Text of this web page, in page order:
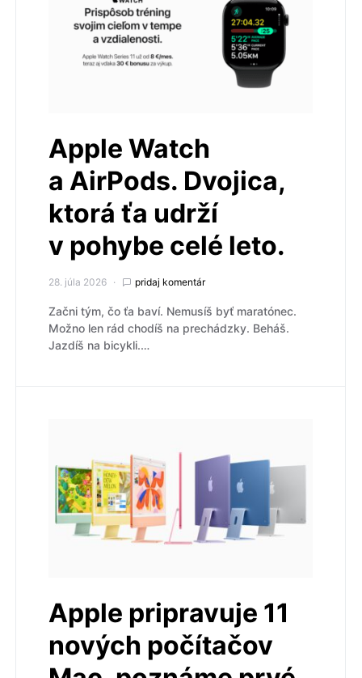
Apple Watch
a AirPods. Dvojica,
ktorá ťa udrží
v pohybe celé leto.
28. júla 2026 pridaj komentár
Začni tým, čo ťa baví. Nemusíš byť maratónec.
Možno len rád chodíš na prechádzky. Beháš.
Jazdíš na bicykli.…
Apple pripravuje 11
nových počítačov